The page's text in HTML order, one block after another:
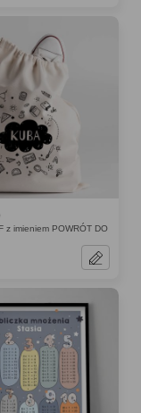
z imieniem POWRÓT DO